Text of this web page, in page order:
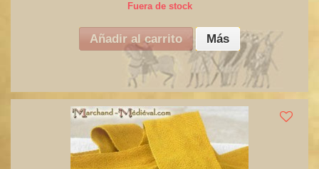
Fuera de stock
Añadir al carrito Más